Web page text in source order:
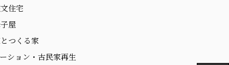
住宅
屋
つくる家
ション・古民家再生